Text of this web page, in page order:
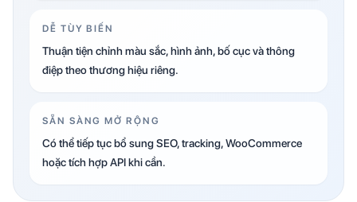
DỄ TÙY BIẾN
Thuận tiện chỉnh màu sắc, hình ảnh, bố cục và thông
điệp theo thương hiệu riêng.
SẴN SÀNG MỞ RỘNG
Có thể tiếp tục bổ sung SEO, tracking, WooCommerce
hoặc tích hợp API khi cần.